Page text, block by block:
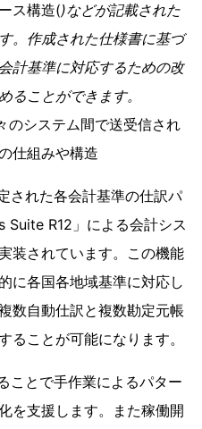
ス構造()などが記載された
。作成された仕様書に基づ
計基準に対応するための改
ることができます。
のシステム間で送受信され
仕組みや構造
された各会計基準の仕訳パ
Suite R12」による会計シス
装されています。この機能
に各国各地域基準に対応し
数自動仕訳と複数勘定元帳
ることが可能になります。
ことで手作業によるパター
を支援します。また稼働開